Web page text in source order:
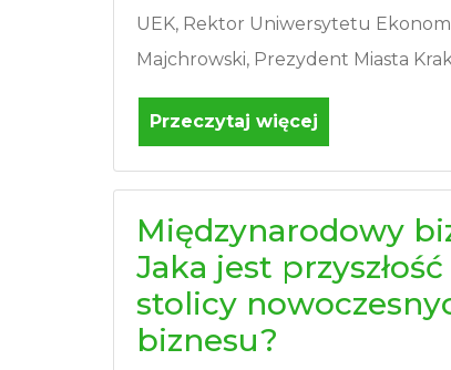
UEK, Rektor Uniwersytetu
Majchrowski, Prezydent Miasta
Przeczytaj więcej
Międzynarodowy
Jaka jest
stolicy
biznesu?